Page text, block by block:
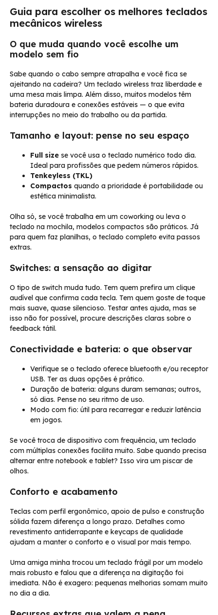
Guia para escolher os melhores teclados
mecânicos wireless
O que muda quando você escolhe um
modelo sem fio
Sabe quando o cabo sempre atrapalha e você fica se
ajeitando na cadeira? Um teclado wireless traz liberdade e
uma mesa mais limpa. Além disso, muitos modelos têm
bateria duradoura e conexões estáveis — o que evita
interrupções no meio do trabalho ou da partida.
Tamanho e layout: pense no seu espaço
Full size se você usa o teclado numérico todo dia.
Ideal para profissões que pedem números rápidos.
Tenkeyless (TKL)
Compactos quando a prioridade é portabilidade ou
estética minimalista.
Olha só, se você trabalha em um coworking ou leva o
teclado na mochila, modelos compactos são práticos. Já
para quem faz planilhas, o teclado completo evita passos
extras.
Switches: a sensação ao digitar
O tipo de switch muda tudo. Tem quem prefira um clique
audível que confirma cada tecla. Tem quem goste de toque
mais suave, quase silencioso. Testar antes ajuda, mas se
isso não for possível, procure descrições claras sobre o
feedback tátil.
Conectividade e bateria: o que observar
Verifique se o teclado oferece bluetooth e/ou receptor
USB. Ter as duas opções é prático.
Duração de bateria: alguns duram semanas; outros,
só dias. Pense no seu ritmo de uso.
Modo com fio: útil para recarregar e reduzir latência
em jogos.
Se você troca de dispositivo com frequência, um teclado
com múltiplas conexões facilita muito. Sabe quando precisa
alternar entre notebook e tablet? Isso vira um piscar de
olhos.
Conforto e acabamento
Teclas com perfil ergonômico, apoio de pulso e construção
sólida fazem diferença a longo prazo. Detalhes como
revestimento antiderrapante e keycaps de qualidade
ajudam a manter o conforto e o visual por mais tempo.
Uma amiga minha trocou um teclado frágil por um modelo
mais robusto e falou que a diferença na digitação foi
imediata. Não é exagero: pequenas melhorias somam muito
no dia a dia.